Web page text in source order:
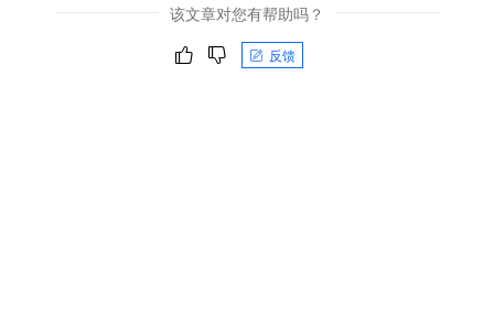
该文章对您有帮助吗？
反馈